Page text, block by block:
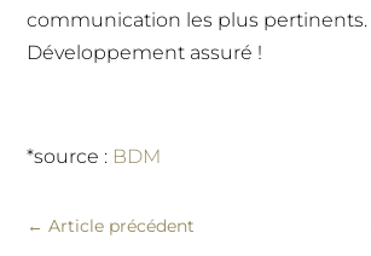
communication les plus pertinents.
Développement assuré !
*source : BDM
←Article précédent